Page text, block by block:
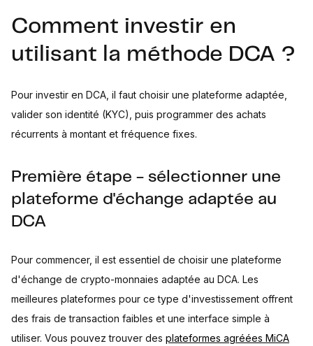
Comment investir en
utilisant la méthode DCA ?
Pour investir en DCA, il faut choisir une plateforme adaptée,
valider son identité (KYC), puis programmer des achats
récurrents à montant et fréquence fixes.
Première étape - sélectionner une
plateforme d'échange adaptée au
DCA
Pour commencer, il est essentiel de choisir une plateforme
d'échange de crypto-monnaies adaptée au DCA. Les
meilleures plateformes pour ce type d'investissement offrent
des frais de transaction faibles et une interface simple à
utiliser. Vous pouvez trouver des plateformes agréées MiCA